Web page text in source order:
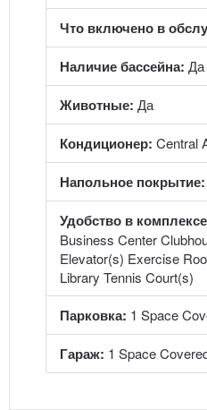
Что включено в
Наличие бассейна: Да
Животные: Да
Кондиционер: Central
Напольное покрытие:
Удобство в
Business Center
Elevator(s) Exercise
Library Tennis Court(s)
Парковка: 1 Space
Гараж: 1 Space